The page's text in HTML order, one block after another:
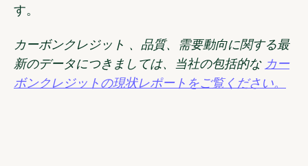
す。
カーボンクレジット 、品質、需要動向に関する最
新のデータにつきましては、当社の包括的な カー
ボンクレジットの現状レポートをご覧ください。